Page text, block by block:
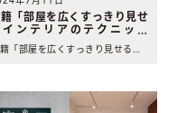
「部屋を広くすっきり見せ
インテリアのテクニック
」に掲載されました
書籍「部屋を広くすっきり見せるインテリアのテクニック35」（..